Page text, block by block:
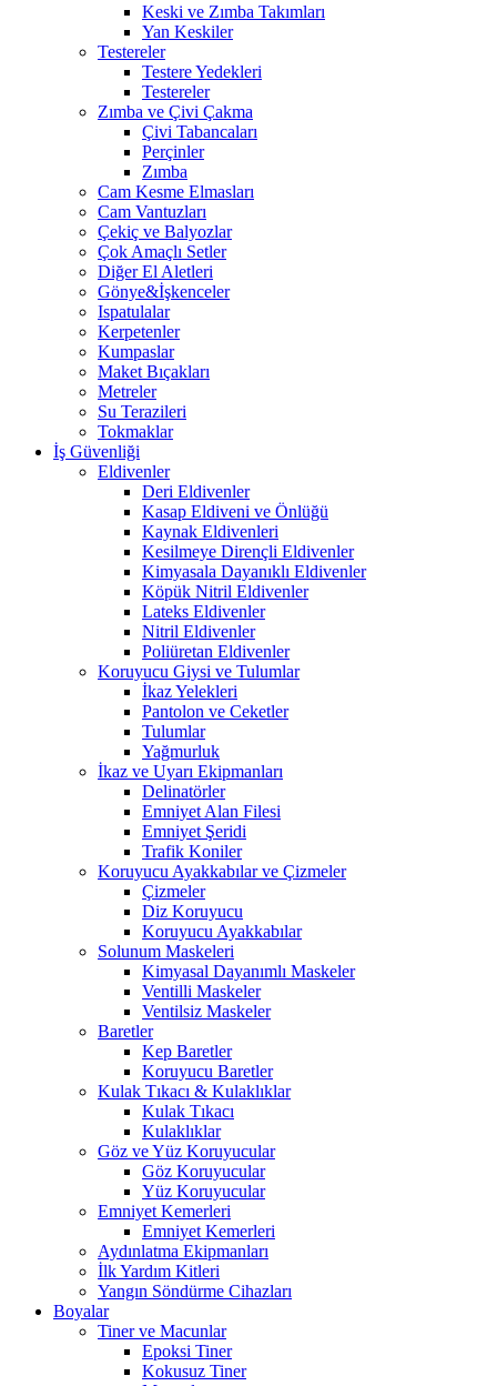
Keski ve Zımba Takımları
Yan Keskiler
Testereler
Testere Yedekleri
Testereler
Zımba ve Çivi Çakma
Çivi Tabancaları
Perçinler
Zımba
Cam Kesme Elmasları
Cam Vantuzları
Çekiç ve Balyozlar
Çok Amaçlı Setler
Diğer El Aletleri
Gönye&İşkenceler
Ispatulalar
Kerpetenler
Kumpaslar
Maket Bıçakları
Metreler
Su Terazileri
Tokmaklar
İş Güvenliği
Eldivenler
Deri Eldivenler
Kasap Eldiveni ve Önlüğü
Kaynak Eldivenleri
Kesilmeye Dirençli Eldivenler
Kimyasala Dayanıklı Eldivenler
Köpük Nitril Eldivenler
Lateks Eldivenler
Nitril Eldivenler
Poliüretan Eldivenler
Koruyucu Giysi ve Tulumlar
İkaz Yelekleri
Pantolon ve Ceketler
Tulumlar
Yağmurluk
İkaz ve Uyarı Ekipmanları
Delinatörler
Emniyet Alan Filesi
Emniyet Şeridi
Trafik Koniler
Koruyucu Ayakkabılar ve Çizmeler
Çizmeler
Diz Koruyucu
Koruyucu Ayakkabılar
Solunum Maskeleri
Kimyasal Dayanımlı Maskeler
Ventilli Maskeler
Ventilsiz Maskeler
Baretler
Kep Baretler
Koruyucu Baretler
Kulak Tıkacı & Kulaklıklar
Kulak Tıkacı
Kulaklıklar
Göz ve Yüz Koruyucular
Göz Koruyucular
Yüz Koruyucular
Emniyet Kemerleri
Emniyet Kemerleri
Aydınlatma Ekipmanları
İlk Yardım Kitleri
Yangın Söndürme Cihazları
Boyalar
Tiner ve Macunlar
Epoksi Tiner
Kokusuz Tiner